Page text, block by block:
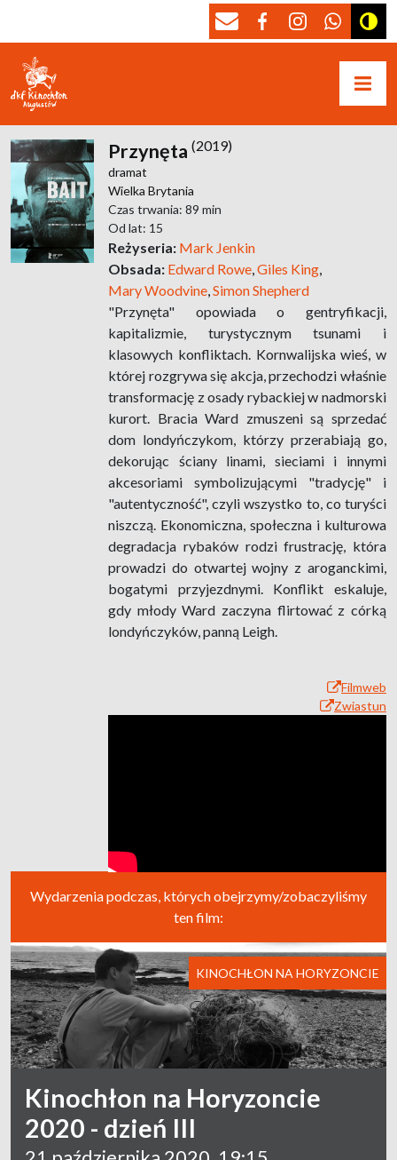
Przynęta (2019)
dramat
Wielka Brytania
Czas trwania: 89 min
Od lat: 15
Reżyseria: Mark Jenkin
Obsada: Edward Rowe Giles King
Mary Woodvine Simon Shepherd
"Przynęta" opowiada o gentryfikacji,
kapitalizmie, turystycznym tsunami i
klasowych konfliktach. Kornwalijska wieś, w
której rozgrywa się akcja, przechodzi właśnie
transformację z osady rybackiej w nadmorski
kurort. Bracia Ward zmuszeni są sprzedać
dom londyńczykom, którzy przerabiają go,
dekorując ściany linami, sieciami i innymi
akcesoriami symbolizującymi "tradycję" i
"autentyczność", czyli wszystko to, co turyści
niszczą. Ekonomiczna, społeczna i kulturowa
degradacja rybaków rodzi frustrację, która
prowadzi do otwartej wojny z aroganckimi,
bogatymi przyjezdnymi. Konflikt eskaluje,
gdy młody Ward zaczyna flirtować z córką
londyńczyków, panną Leigh.
Filmweb
Zwiastun
Wydarzenia podczas, których obejrzymy/zobaczyliśmy
ten film:
Kinochłon na Horyzoncie
2020 - dzień III
KINOCHŁON NA HORYZONCIE